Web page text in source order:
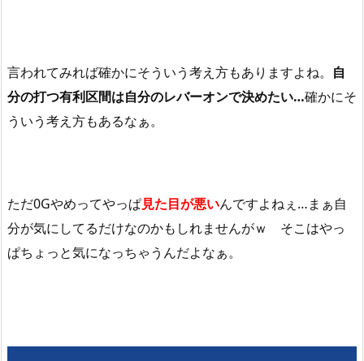
言われてみれば確かにそういう考え方もありますよね。 自
分の打つ有利区間は自分のレバーオンで決めたい…確かにそ
ういう考え方もあるなぁ。
ただ0Gやめってやっぱ見た目が悪いんですよねぇ…まぁ自
分が気にしてるだけなのかもしれませんがｗ そこはやっ
ぱちょっと気になっちゃうんだよなぁ。